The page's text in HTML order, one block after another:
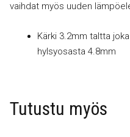
vaihdat myös uuden
Kärki 3.2mm taltta
hylsyosasta 4.8mm
Tutustu myös